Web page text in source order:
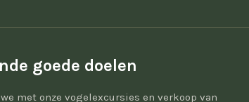
goede doelen
met onze vogelexcursies en verkoop van